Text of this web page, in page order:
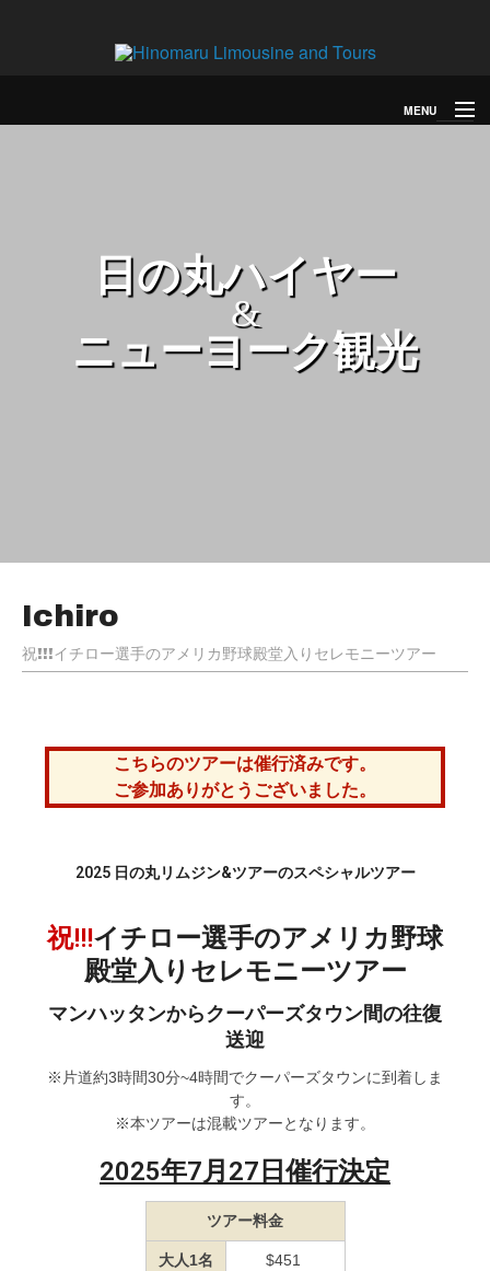
スペシャルツアー
料金
料金
CONTACTお問い合わせ
MENU
日⁠の⁠丸ハ⁠イ⁠ヤ⁠ー
&
ニューヨーク観⁠光
Ichiro
祝!!!イチロー選手のアメリカ野球殿堂入りセレモニーツアー
こちらのツアーは催行済みです。
ご参加ありがとうございました。
2025 日の丸リムジン&ツアーのスペシャルツアー
祝!!!イチロー選手のアメリカ野球
殿堂入りセレモニーツアー
マンハッタンからクーパーズタウン間の往復
送迎
※片道約3時間30分~4時間でクーパーズタウンに到着しま
す。
※本ツアーは混載ツアーとなります。
2025年7月27日催行決定
ツアー料金
大人1名
$451